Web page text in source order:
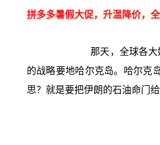
拼多多暑假大促，升温降价，
那天，全球各
的战略要地哈尔克岛。哈尔克
思？就是要把伊朗的石油命门